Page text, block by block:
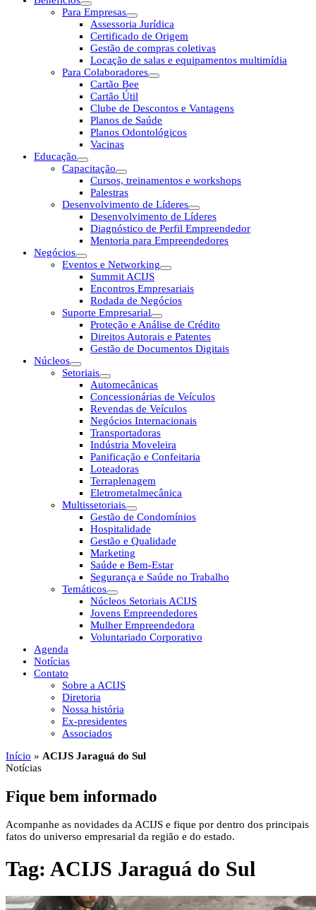
Para Empresas
Assessoria Jurídica
Certificado de Origem
Gestão de compras coletivas
Locação de salas e equipamentos multimídia
Para Colaboradores
Cartão Bee
Cartão Útil
Clube de Descontos e Vantagens
Planos de Saúde
Planos Odontológicos
Vacinas
Educação
Capacitação
Cursos, treinamentos e workshops
Palestras
Desenvolvimento de Líderes
Desenvolvimento de Líderes
Diagnóstico de Perfil Empreendedor
Mentoria para Empreendedores
Negócios
Eventos e Networking
Summit ACIJS
Encontros Empresariais
Rodada de Negócios
Suporte Empresarial
Proteção e Análise de Crédito
Direitos Autorais e Patentes
Gestão de Documentos Digitais
Núcleos
Setoriais
Automecânicas
Concessionárias de Veículos
Revendas de Veículos
Negócios Internacionais
Transportadoras
Indústria Moveleira
Panificação e Confeitaria
Loteadoras
Terraplenagem
Eletrometalmecânica
Multissetoriais
Gestão de Condomínios
Hospitalidade
Gestão e Qualidade
Marketing
Saúde e Bem-Estar
Segurança e Saúde no Trabalho
Temáticos
Núcleos Setoriais ACIJS
Jovens Empreendedores
Mulher Empreendedora
Voluntariado Corporativo
Agenda
Notícias
Contato
Sobre a ACIJS
Diretoria
Nossa história
Ex-presidentes
Associados
Início » ACIJS Jaraguá do Sul
Notícias
Fique bem informado
Acompanhe as novidades da ACIJS e fique por dentro dos principais
fatos do universo empresarial da região e do estado.
Tag: ACIJS Jaraguá do Sul